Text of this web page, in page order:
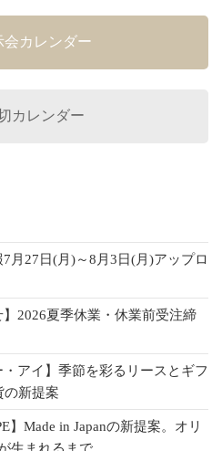
会カレンダー
カレンダー
7月27日(月)～8月3日(月)アップロ
】2026夏季休業・休業前受注締
・アイ】季節を彩るリースとギフ
の新提案
】Made in Japanの新提案。オリ